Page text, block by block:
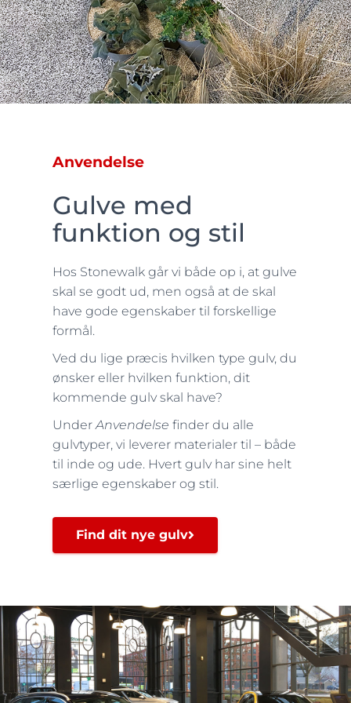
Anvendelse
Gulve med
funktion og stil
Hos Stonewalk går vi både op i, at gulve
skal se godt ud, men også at de skal
have gode egenskaber til forskellige
formål.
Ved du lige præcis hvilken type gulv, du
ønsker eller hvilken funktion, dit
kommende gulv skal have?
UnderAnvendelse finder du alle
gulvtyper, vi leverer materialer til – både
til inde og ude. Hvert gulv har sine helt
særlige egenskaber og stil.
Find dit nye gulv